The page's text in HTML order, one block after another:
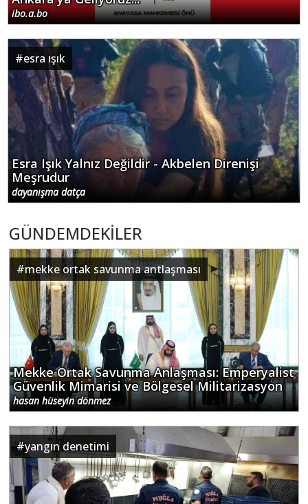
ibo.a.bo
#esra ışık
Esra Işık Yalnız Değildir - Akbelen Direnişi
Meşrudur
dayanışma datça
GÜNDEMDEKİLER
#mekke ortak savunma antlaşması
Mekke Ortak Savunma Anlaşması: Emperyalist
Güvenlik Mimarisi ve Bölgesel Militarizasyon
hasan hüseyin dönmez
#yangın denetimi